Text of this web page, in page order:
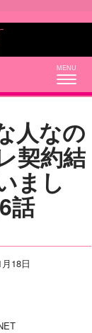
人なの
契約結
まし
話
18日